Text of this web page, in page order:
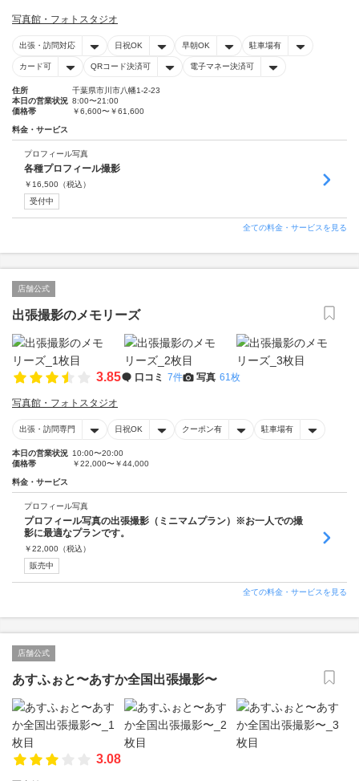
写真館・フォトスタジオ
出張・訪問対応 日祝OK 早朝OK 駐車場有
カード可 QRコード決済可 電子マネー決済可
住所
千葉県市川市八幡1-2-23
本日の営業状況 8:00〜21:00
価格帯
￥6,600〜￥61,600
料金・サービス
プロフィール写真
各種プロフィール撮影
￥ 16,500 （税込）
受付中
全ての料金・サービスを見る
店舗公式
出張撮影のメモリーズ
3.85 口コミ 7件 写真 61枚
写真館・フォトスタジオ
出張・訪問専門 日祝OK クーポン有 駐車場有
本日の営業状況 10:00〜20:00
価格帯
￥22,000〜￥44,000
料金・サービス
プロフィール写真
プロフィール写真の出張撮影（ミニマムプラン）※お一人での撮
影に最適なプランです。
￥22,000 （税込）
販売中
全ての料金・サービスを見る
店舗公式
あすふぉと〜あすか全国出張撮影〜
3.08